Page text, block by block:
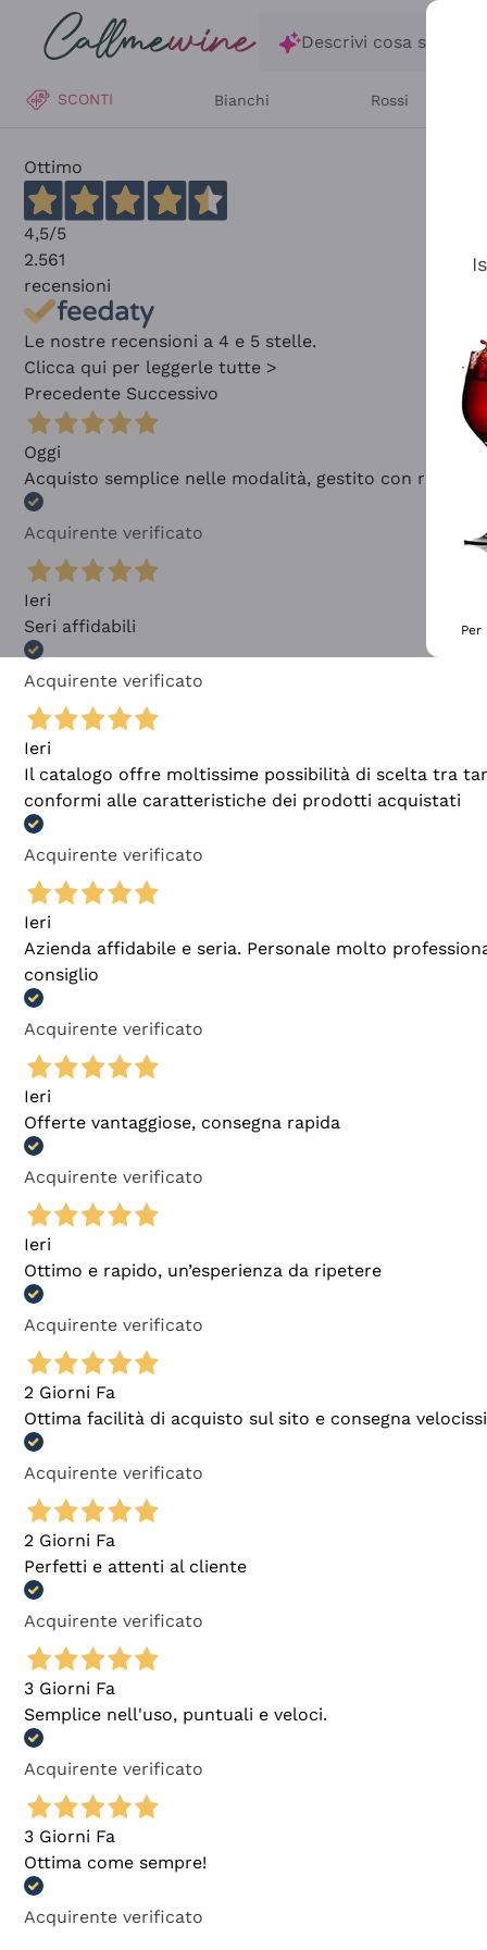
Salta al contenuto principale
Descrivi cosa stai
SCONTI Bianchi Rossi
Ottimo
4,5/5
2.561
recensioni
Le nostre recensioni a 4 e 5 stelle.
Clicca qui per leggerle tutte >
Precedente Successivo
Oggi
Acquisto semplice nelle modalità, gestito con
Acquirente verificato
Ieri
Seri affidabili
Acquirente verificato
Ieri
Il catalogo offre moltissime possibilità di scelta tra
conformi alle caratteristiche dei prodotti acquistati
Acquirente verificato
Ieri
Azienda affidabile e seria. Personale molto
consiglio
Acquirente verificato
Ieri
Offerte vantaggiose, consegna rapida
Acquirente verificato
Ieri
Ottimo e rapido, un’esperienza da ripetere
Acquirente verificato
2 Giorni Fa
Ottima facilità di acquisto sul sito e consegna
Acquirente verificato
2 Giorni Fa
Perfetti e attenti al cliente
Acquirente verificato
3 Giorni Fa
Semplice nell'uso, puntuali e veloci.
Acquirente verificato
3 Giorni Fa
Ottima come sempre!
Acquirente verificato